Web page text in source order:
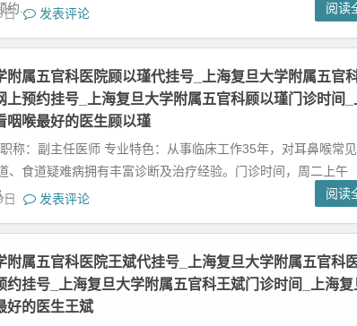
约...
日 发表评论 阅读
附属五官科医院顾以瑾代挂号_上海复旦大学附属五官
上预约挂号_上海复旦大学附属五官科顾以瑾门诊时间_
咽喉最好的医生顾以瑾
称：副主任医师 专业特色：从事临床工作35年，对耳鼻喉常见
、食道疑难病拥有丰富诊断及治疗经验。门诊时间，周二上午
发表评论 阅读
附属五官科医院王斌代挂号_上海复旦大学附属五官科
约挂号_上海复旦大学附属五官科王斌门诊时间_上海复
好的医生王斌